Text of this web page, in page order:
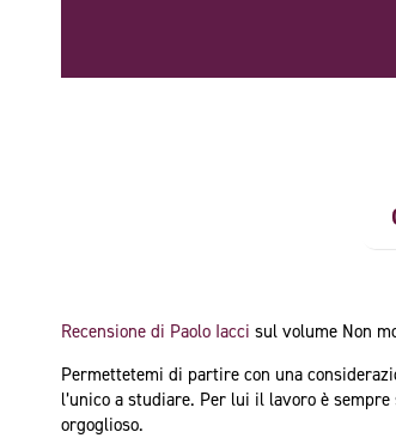
Recensione di Paolo Iacci sul volume Non
Permettetemi di partire con una
l’unico a studiare. Per lui il lavoro è
orgoglioso.